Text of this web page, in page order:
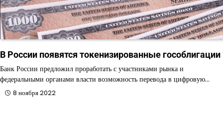
В России появятся токенизированные гособлигации
Банк России предложил проработать с участниками рынка и
федеральными органами власти возможность перевода в цифровую…
8 ноября 2022